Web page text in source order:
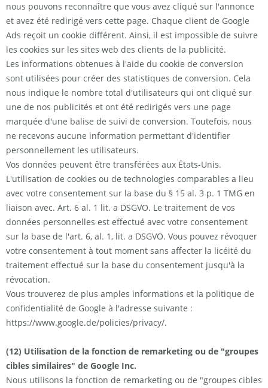
nous pouvons reconnaître que vous avez cliqué sur l'annonce
et avez été redirigé vers cette page. Chaque client de Google
Ads reçoit un cookie différent. Ainsi, il est impossible de suivre
les cookies sur les sites web des clients de la publicité.
Les informations obtenues à l'aide du cookie de conversion
sont utilisées pour créer des statistiques de conversion. Cela
nous indique le nombre total d'utilisateurs qui ont cliqué sur
une de nos publicités et ont été redirigés vers une page
marquée d'une balise de suivi de conversion. Toutefois, nous
ne recevons aucune information permettant d'identifier
personnellement les utilisateurs.
Vos données peuvent être transférées aux États-Unis.
L'utilisation de cookies ou de technologies comparables a lieu
avec votre consentement sur la base du § 15 al. 3 p. 1 TMG en
liaison avec. Art. 6 al. 1 lit. a DSGVO. Le traitement de vos
données personnelles est effectué avec votre consentement
sur la base de l'art. 6, al. 1, lit. a DSGVO. Vous pouvez révoquer
votre consentement à tout moment sans affecter la licéité du
traitement effectué sur la base du consentement jusqu'à la
révocation.
Vous trouverez de plus amples informations et la politique de
confidentialité de Google à l'adresse suivante :
https://www.google.de/policies/privacy/.
(12) Utilisation de la fonction de remarketing ou de "groupes
cibles similaires" de Google Inc.
Nous utilisons la fonction de remarketing ou de "groupes cibles